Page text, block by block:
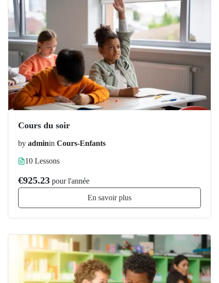
Cours du soir
by adminin Cours-Enfants
10 Lessons
€925.23 pour l'année
En savoir plus